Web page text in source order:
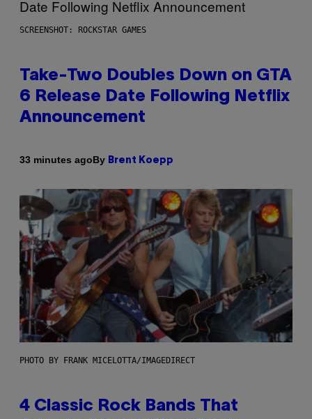
SCREENSHOT: ROCKSTAR GAMES
Take-Two Doubles Down on GTA
6 Release Date Following Netflix
Announcement
33 minutes agoBy Brent Koepp
PHOTO BY FRANK MICELOTTA/IMAGEDIRECT
4 Classic Rock Bands That